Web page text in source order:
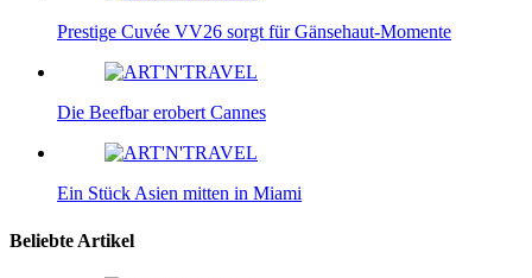
Prestige Cuvée VV26 sorgt für Gänsehaut-Momente
Die Beefbar erobert Cannes
Ein Stück Asien mitten in Miami
Beliebte Artikel